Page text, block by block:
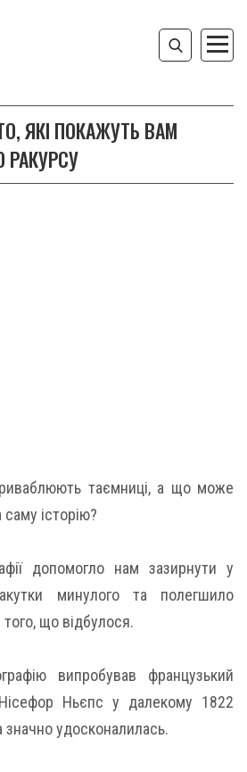
ЯКІ ПОКАЖУТЬ ВАМ
РАКУРСУ
таємниці, а що може
історію?
допомогло нам зазирнути у
минулого та полегшило
що відбулося.
випробував французький
Ньєпс у далекому 1822
значно удосконалилась.